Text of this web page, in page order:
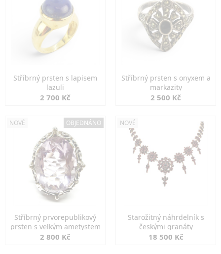
Stříbrný prsten s lapisem
lazuli
2 700 Kč
Stříbrný prsten s onyxem a
markazity
2 500 Kč
NOVÉ OBJEDNÁNO
Stříbrný prvorepublikový
prsten s velkým ametystem
2 800 Kč
NOVÉ
Starožitný náhrdelník s
českými granáty
18 500 Kč